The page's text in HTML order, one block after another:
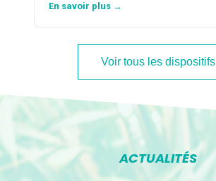
En savoir plus →
Voir tous les dispositifs
ACTUALITÉS